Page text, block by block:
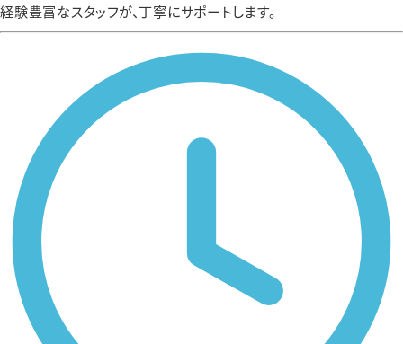
経験豊富なスタッフが、丁寧にサポートします。